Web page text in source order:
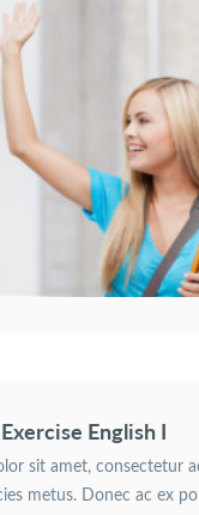
English I
sit amet, consectetur
metus. Donec ac ex